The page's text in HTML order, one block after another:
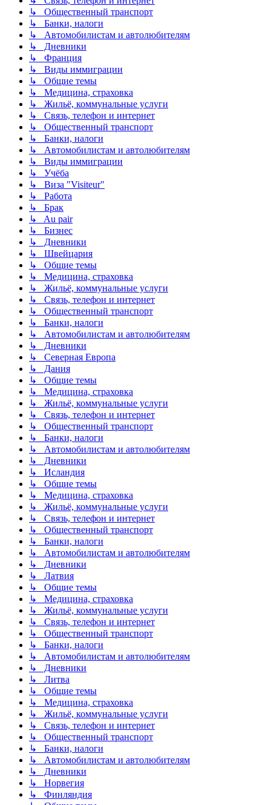
↳ Общественный транспорт
↳ Банки, налоги
↳ Автомобилистам и автолюбителям
↳ Дневники
↳ Франция
↳ Виды иммиграции
↳ Общие темы
↳ Медицина, страховка
↳ Жильё, коммунальные услуги
↳ Связь, телефон и интернет
↳ Общественный транспорт
↳ Банки, налоги
↳ Автомобилистам и автолюбителям
↳ Виды иммиграции
↳ Учёба
↳ Виза "Visiteur"
↳ Работа
↳ Брак
↳ Au pair
↳ Бизнес
↳ Дневники
↳ Швейцария
↳ Общие темы
↳ Медицина, страховка
↳ Жильё, коммунальные услуги
↳ Связь, телефон и интернет
↳ Общественный транспорт
↳ Банки, налоги
↳ Автомобилистам и автолюбителям
↳ Дневники
↳ Северная Европа
↳ Дания
↳ Общие темы
↳ Медицина, страховка
↳ Жильё, коммунальные услуги
↳ Связь, телефон и интернет
↳ Общественный транспорт
↳ Банки, налоги
↳ Автомобилистам и автолюбителям
↳ Дневники
↳ Исландия
↳ Общие темы
↳ Медицина, страховка
↳ Жильё, коммунальные услуги
↳ Связь, телефон и интернет
↳ Общественный транспорт
↳ Банки, налоги
↳ Автомобилистам и автолюбителям
↳ Дневники
↳ Латвия
↳ Общие темы
↳ Медицина, страховка
↳ Жильё, коммунальные услуги
↳ Связь, телефон и интернет
↳ Общественный транспорт
↳ Банки, налоги
↳ Автомобилистам и автолюбителям
↳ Дневники
↳ Литва
↳ Общие темы
↳ Медицина, страховка
↳ Жильё, коммунальные услуги
↳ Связь, телефон и интернет
↳ Общественный транспорт
↳ Банки, налоги
↳ Автомобилистам и автолюбителям
↳ Дневники
↳ Норвегия
↳ Финляндия